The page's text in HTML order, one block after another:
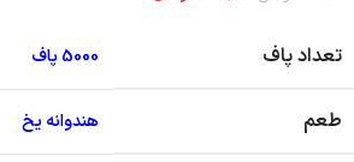
تعداد پاف 5000 پاف
طعم هندوانه یخ